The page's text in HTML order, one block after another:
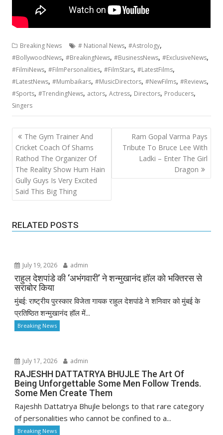
Breaking News # National News,#Astrology,
#BollywoodNews,#BreakingNews,#BusinessNews,#ExclusiveNews,
#FilmiNews,#FilmPersonalities,#FilmStars,#LatestFilms,
#LatestNews,#Mumbaikars,#MusicDirectors,#NewFilms,#Reviews,
#Sports,#TrendingNews, actors,Actress, Directors, Producers,
Singers
Post
navigation
The Gym Trainer And
Cricket Coach Of Shams
Rathod The Organizer Of
The Reality Show Hum Hain
Gully Guys Is Very Excited
Said This Big Thing
Ram Gopal Varma Pays
Tribute To Bruce Lee With
Ladki – Enter The Girl
Dragon
RELATED POSTS
July 19, 2026 admin
राहुल देशपांडे की ‘अभंगवारी’ ने शन्मुखानंद हॉल को भक्तिरस से
सराबोर किया
मुंबई: राष्ट्रीय पुरस्कार विजेता गायक राहुल देशपांडे ने शनिवार को मुंबई के
प्रतिष्ठित शन्मुखानंद हॉल में...
Breaking News
July 17, 2026 admin
RAJESHH DATTATRYA BHUJLE The Art Of
Being Unforgettable Some Men Follow Trends.
Some Men Create Them
Rajeshh Dattatrya Bhujle belongs to that rare category
of personalities who cannot be confined to a...
Breaking News